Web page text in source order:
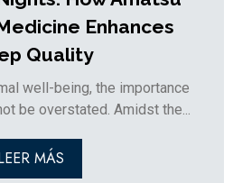
Enhances
Quality
well-being, the importance
be overstated. Amidst the...
MÁS